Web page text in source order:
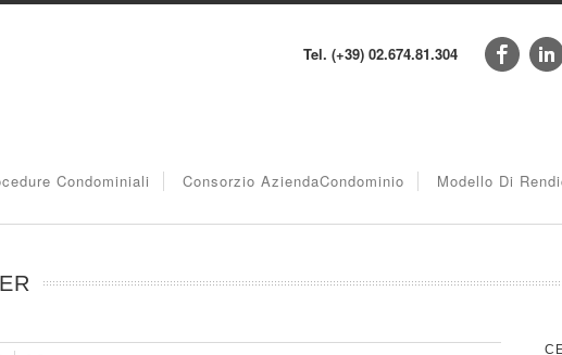
Tel. (+39) 02.674.81.304
Condominiali Consorzio AziendaCondominio Modello Di